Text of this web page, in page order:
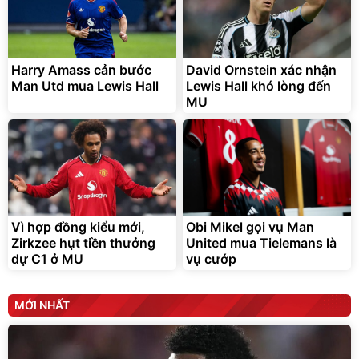
Lót ghế ôtô, nâng lưng
chống nóng giúp thoải mái
trong di chuyển
295.000đ
Đã bán nhiều
Harry Amass cản bước
Man Utd mua Lewis Hall
David Ornstein xác nhận
Lewis Hall khó lòng đến
MU
Vì hợp đồng kiểu mới,
Zirkzee hụt tiền thưởng
dự C1 ở MU
Obi Mikel gọi vụ Man
United mua Tielemans là
vụ cướp
MỚI NHẤT